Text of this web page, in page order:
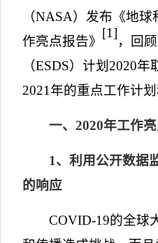
（NASA）发布《地球
作亮点报告》
[1]
，回
（ESDS）计划 2020年
2021年的重点工作计划
一、 2020年工作
1、利用公开数据
的响应
COVID-19的全球